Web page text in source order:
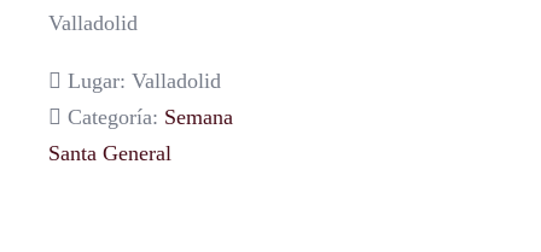
Valladolid
Lugar: Valladolid
Categoría: Semana
Santa General